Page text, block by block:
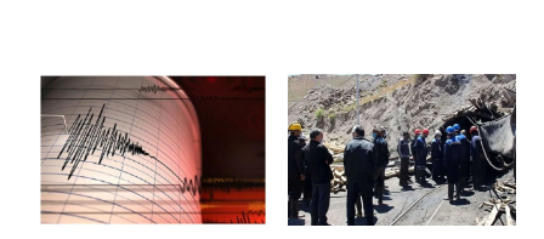
02 Aban 1403 - 20:48
12 Mehr 1403 - 10:59